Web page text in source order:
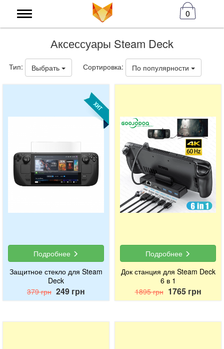
0
Аксессуары Steam Deck
Тип: Выбрать Сортировка: По популярности
Подробнее
Защитное стекло для Steam
Deck
379 грн 249 грн
Подробнее
Док станция для Steam Deck
6 в 1
1895 грн 1765 грн